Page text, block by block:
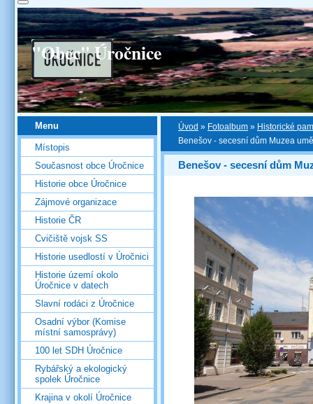
"Obec" Úročnice
Úvod » Fotoalbum » Historické
Benešov - secesní dům Muzea
Benešov - secesní dům
Menu
Místopis
Současnost obce Úročnice
Historie obce Úročnice
Zájmové organizace
Historie ČR
Cvičiště vojsk SS
Historie usedlostí v Úročnici
Historie území okolo
Úročnice v datech
Slavní rodáci z Úročnice
Osadní výbor (Komise
místní samosprávy)
100 let SDH Úročnice
Rybářský a ekologický
spolek Úročnice
Krajina v okolí Úročnice